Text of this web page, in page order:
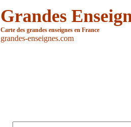
Grandes
Carte des grandes enseignes en France
grandes-enseignes.com